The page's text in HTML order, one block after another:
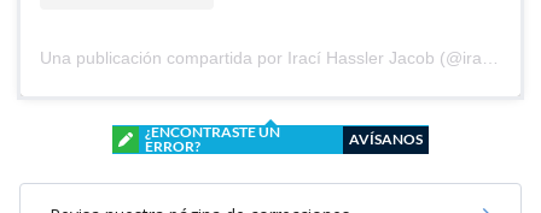
¿ENCONTRASTE UN
ERROR?
AVÍSANOS